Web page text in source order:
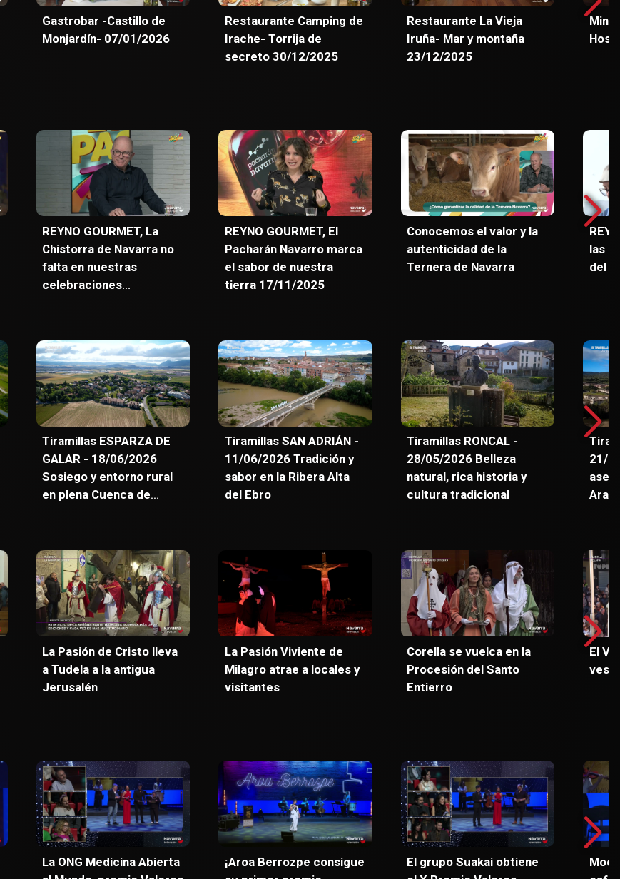
Gastrobar -Castillo de
Monjardín- 07/01/2026
Restaurante Camping de
Irache- Torrija de
secreto 30/12/2025
Restaurante La Vieja
Iruña- Mar y montaña
23/12/2025
Mini
REYNO GOURMET, La
Chistorra de Navarra no
falta en nuestras
celebraciones
REYNO GOURMET, El
Pacharán Navarro marca
el sabor de nuestra
tierra 17/11/2025
Conocemos el valor y la
autenticidad de la
Ternera de Navarra
las
del
Tiramillas ESPARZA DE
GALAR - 18/06/2026
Sosiego y entorno rural
en plena Cuenca de
Tiramillas SAN ADRIÁN -
11/06/2026 Tradición y
sabor en la Ribera Alta
del Ebro
Tiramillas RONCAL -
28/05/2026 Belleza
natural, rica historia y
cultura tradicional
21/
La Pasión de Cristo lleva
a Tudela a la antigua
Jerusalén
La Pasión Viviente de
Milagro atrae a locales y
visitantes
Corella se vuelca en la
Procesión del Santo
Entierro
El
La ONG Medicina Abierta
¡Aroa Berrozpe consigue
El grupo Suakai obtiene